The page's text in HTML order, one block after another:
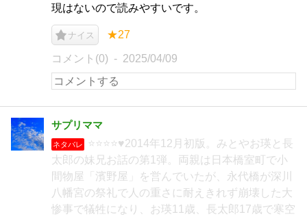
現はないので読みやすいです。
ナイス ★27
コメント(0) 2025/04/09
サプリママ
ネタバレ
⭐⭐⭐⭐♥2014年12月初版。みとやお瑛と長
太郎の妹兄お話の第1弾。両親は日本橋室町で小
間物屋「濱野屋」を営んでいたが、永代橋が深川
八幡宮の祭礼で人の重さに耐えきれず崩壊した大
惨事で犠牲になり、お瑛11歳、長太郎17歳で寒空